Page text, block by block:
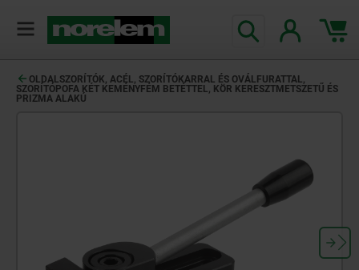
OLDALSZORÍTÓK, ACÉL, SZORÍTÓKARRAL ÉS OVÁLFURATTAL,
SZORÍTÓPOFA KÉT KEMÉNYFÉM BETÉTTEL, KÖR KERESZTMETSZETŰ ÉS
PRIZMA ALAKÚ